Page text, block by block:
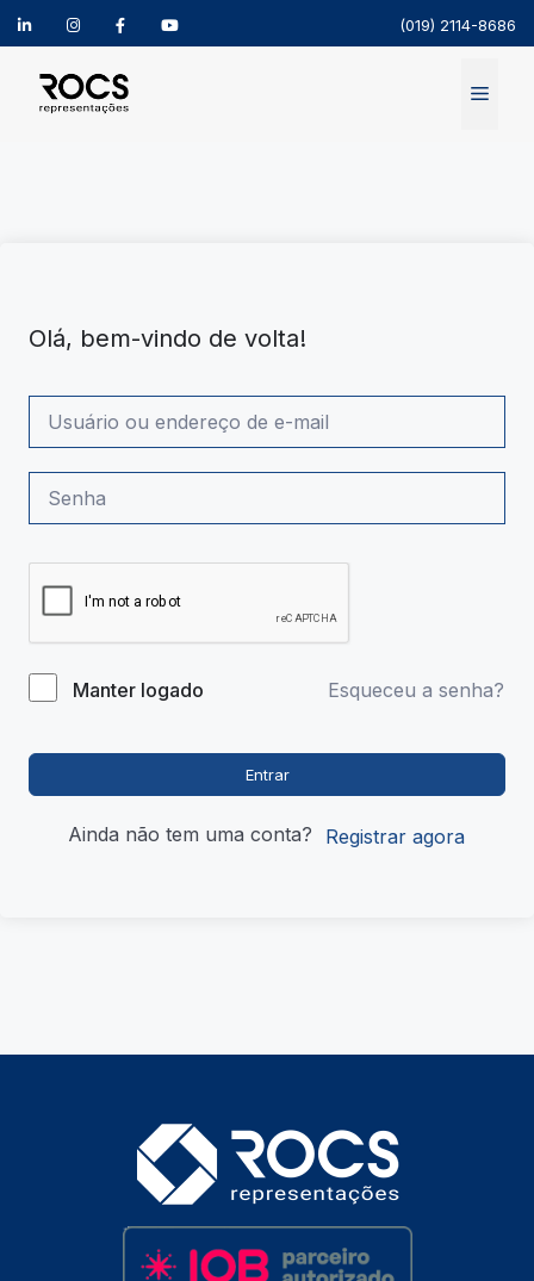
(019) 2114-8686
para
Menu
Olá, bem-vindo de volta!
Manter logado Esqueceu a senha?
Entrar
Ainda não tem uma conta? Registrar agora